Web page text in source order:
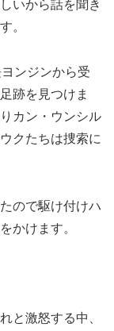
いから話を聞き
。
ンジンから受
跡を見つけま
カン・ウンシル
クたちは捜索に
ので駆け付けハ
かけます。
と激怒する中、